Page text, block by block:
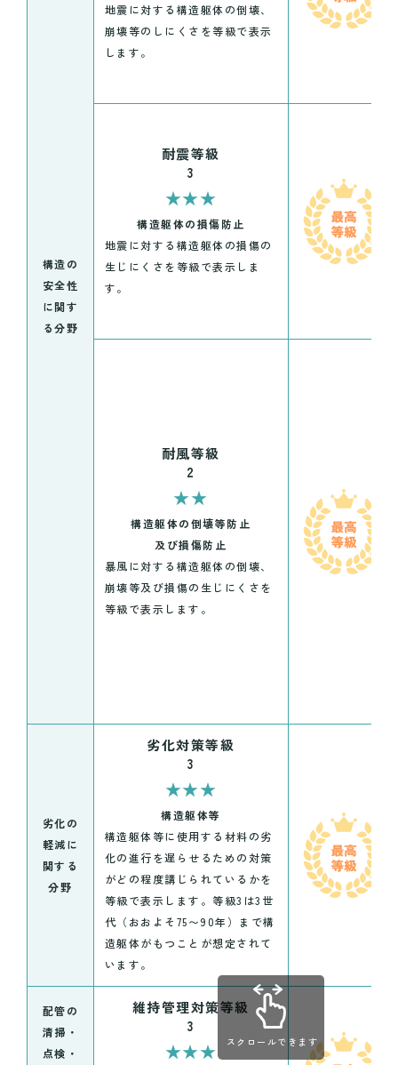
構造の
安全性
に関す
る分野
地震に対する構造躯体の倒壊、
崩壊等のしにくさを等級で表示
します。
耐震等級
3
★★★
構造躯体の損傷防止
地震に対する構造躯体の損傷の
生じにくさを等級で表示しま
す。
耐風等級
2
★★
構造躯体の倒壊等防止
及び損傷防止
暴風に対する構造躯体の倒壊、
崩壊等及び損傷の生じにくさを
等級で表示します。
劣化の
軽減に
関する
分野
劣化対策等級
3
★★★
構造躯体等
構造躯体等に使用する材料の劣
化の進行を遅らせるための対策
がどの程度講じられているかを
等級で表示します。等級3は3世
代（おおよそ75〜90年）まで構
造躯体がもつことが想定されて
います。
配管の
清掃・
点検・
維持管理対策等級
3
★★★ スクロールできます